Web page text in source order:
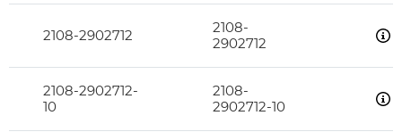
2108-2902712
2108-
2902712
2108-2902712-
10
2108-
2902712-10